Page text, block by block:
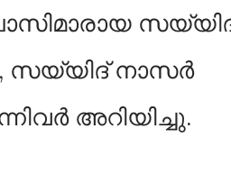
സയ്യിദ് നാസര്‍
അറിയിച്ചു.